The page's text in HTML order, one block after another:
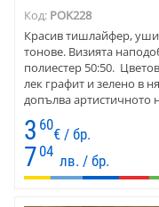
Код: POK228
Красив тишлайфер,
тонове. Визията
полиестер 50:50.
лек графит и зелено в
допълва артистичното
стаята, на верандата
3 60
€ / бр.
7 04
лв. / бр.